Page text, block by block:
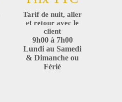
Tarif de nuit, aller
et retour avec le
client
9h00 à 7h00
Lundi au Samedi
& Dimanche ou
Férié